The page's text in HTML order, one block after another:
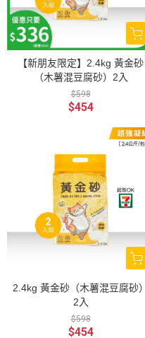
【新朋友限定】2.4kg 黃金砂
（木薯混豆腐砂）2入
$598
$454
2.4kg 黃金砂（木薯混豆腐砂）
2入
$598
$454